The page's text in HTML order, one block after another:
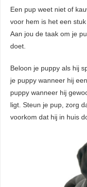
Een pup weet niet of
voor hem is het een
Aan jou de taak om je
doet.
Beloon je puppy als hij
je puppy wanneer hij
puppy wanneer hij
ligt. Steun je pup, zorg
voorkom dat hij in huis